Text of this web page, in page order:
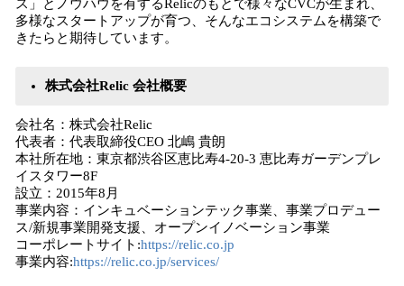
ス」とノウハウを有するRelicのもとで様々なCVCが生まれ、
多様なスタートアップが育つ、そんなエコシステムを構築で
きたらと期待しています。
株式会社Relic 会社概要
会社名：株式会社Relic
代表者：代表取締役CEO 北嶋 貴朗
本社所在地：東京都渋谷区恵比寿4-20-3 恵比寿ガーデンプレ
イスタワー8F
設立：2015年8月
事業内容：インキュベーションテック事業、事業プロデュー
ス/新規事業開発支援、オープンイノベーション事業
コーポレートサイト:https://relic.co.jp
事業内容:https://relic.co.jp/services/